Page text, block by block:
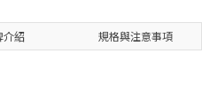
介紹 規格與注意事項